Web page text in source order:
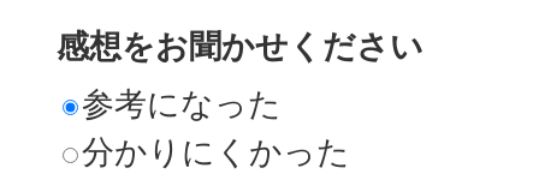
感想をお聞かせください
参考になった
分かりにくかった